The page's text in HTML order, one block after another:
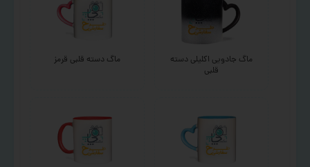
ماگ جادویی اکلیلی دسته
قلبی
ماگ دسته قلبی قرمز